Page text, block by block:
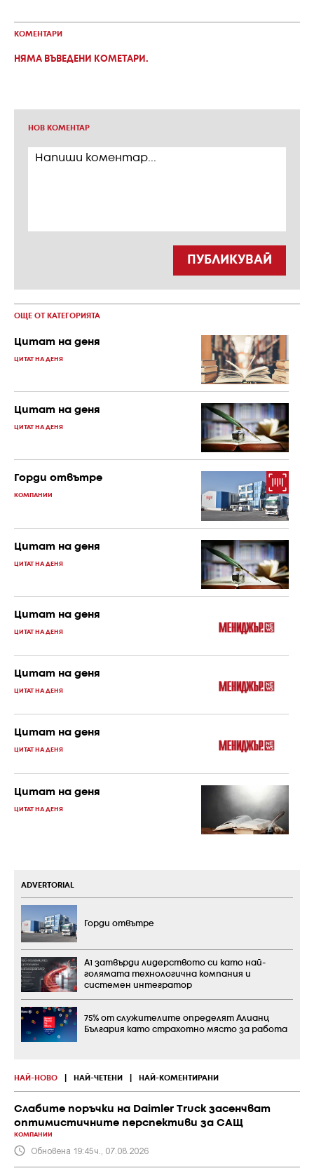
КОМЕНТАРИ
НЯМА ВЪВЕДЕНИ КОМЕТАРИ.
НОВ КОМЕНТАР
ПУБЛИКУВАЙ
ОЩЕ ОТ КАТЕГОРИЯТА
Цитат на деня
ЦИТАТ НА ДЕНЯ
Цитат на деня
ЦИТАТ НА ДЕНЯ
Горди отвътре
КОМПАНИИ
Цитат на деня
ЦИТАТ НА ДЕНЯ
Цитат на деня
ЦИТАТ НА ДЕНЯ
Цитат на деня
ЦИТАТ НА ДЕНЯ
Цитат на деня
ЦИТАТ НА ДЕНЯ
Цитат на деня
ЦИТАТ НА ДЕНЯ
НАЙ-НОВО НАЙ-ЧЕТЕНИ НАЙ-КОМЕНТИРАНИ
Слабите поръчки на Daimler Truck засенчват
оптимистичните перспективи за САЩ
КОМПАНИИ
Обновена 19:45ч., 07.08.2026
ADVERTORIAL
Горди отвътре
А1 затвърди лидерството си като най-
голямата технологична компания и
системен интегратор
75% от служителите определят Алианц
България като страхотно място за работа